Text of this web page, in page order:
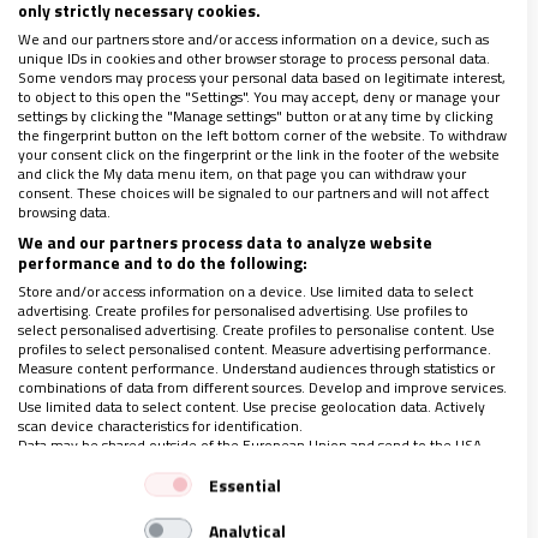
Imagen de ’33 El Musical’
Si queremos encontrarnos con Cristo resucitado,
lleno de vida y fuerza creadora,lo hemos de buscar
no en una religión muerta, reducida al cumplimiento
y la observancia externa de leyes y normas, sino allí
donde se vive según el Espíritu de Jesús, acogido
con fe, con amor y con responsabilidad por sus
only strictly necessary cookies.
We and our partners store and/or access information on a device, such as
unique IDs in cookies and other browser storage to process personal data.
Some vendors may process your personal data based on legitimate interest,
to object to this open the "Settings". You may accept, deny or manage your
settings by clicking the "Manage settings" button or at any time by clicking
the fingerprint button on the left bottom corner of the website. To withdraw
your consent click on the fingerprint or the link in the footer of the website
and click the My data menu item, on that page you can withdraw your
consent. These choices will be signaled to our partners and will not affect
browsing data.
We and our partners process data to analyze website
performance and to do the following:
Store and/or access information on a device. Use limited data to select
advertising. Create profiles for personalised advertising. Use profiles to
select personalised advertising. Create profiles to personalise content. Use
profiles to select personalised content. Measure advertising performance.
Measure content performance. Understand audiences through statistics or
combinations of data from different sources. Develop and improve services.
Use limited data to select content. Use precise geolocation data. Actively
scan device characteristics for identification.
Data may be shared outside of the European Union and send to the USA.
Your consent and the cookie policy applies solely to this website/app.
View Partner List (1 IAB Vendors)
Essential
Analytical